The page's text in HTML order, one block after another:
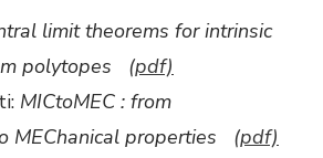
limit theorems for intrinsic
polytopes (pdf)
MICtoMEC : from
MEChanical properties (pdf)